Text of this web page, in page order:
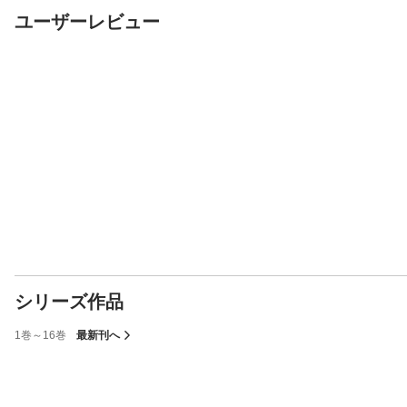
ユーザーレビュー
シリーズ作品
1巻～16巻 最新刊へ